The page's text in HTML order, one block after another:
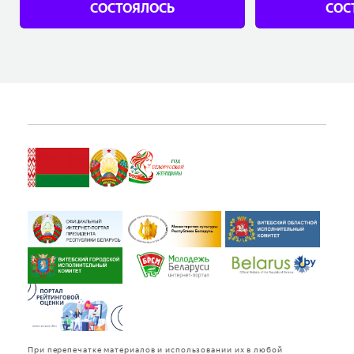
СОСТОЯЛОСЬ
При перепечатке материалов и использовании их в любой